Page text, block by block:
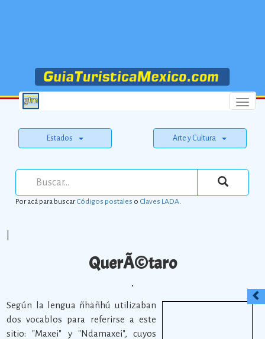
Menu
Estados Arte y Cultura
Por acá para buscarCódigos postales o Claves LADA.
QuerÃ©taro
Según la lengua ñhäñhú utilizaban
dos vocablos para referirse a este
sitio: "Maxei" y "Ndamaxei", cuyos